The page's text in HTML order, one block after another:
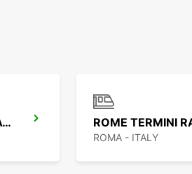
ROME TIBURTINA RAILWAY STATION
ROMA - ITALY